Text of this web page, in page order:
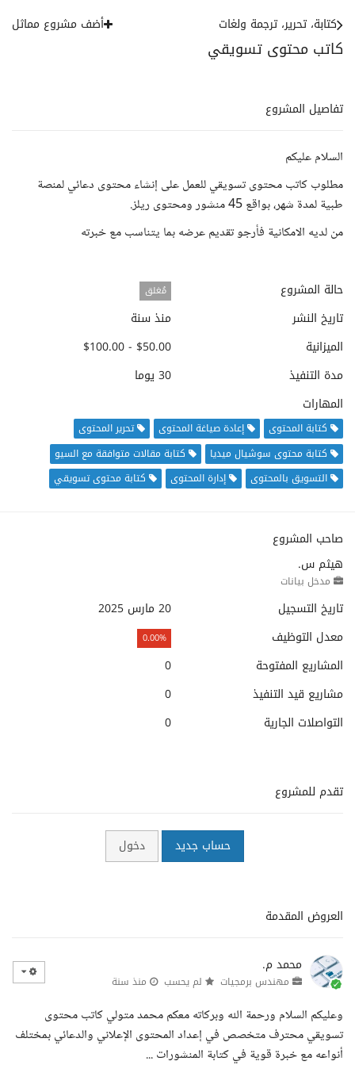
كاتب محتوى تسويقي
كتابة، تحرير، ترجمة ولغات أضف مشروع مماثل
تفاصيل المشروع
السلام عليكم
مطلوب كاتب محتوى تسويقي للعمل على إنشاء محتوى دعائي لمنصة
طبية لمدة شهر، بواقع 45 منشور ومحتوى ريلز.
من لديه الامكانية فأرجو تقديم عرضه بما يتناسب مع خبرته
حالة المشروع مُغلق
تاريخ النشر
منذ سنة
الميزانية
$50.00 - $100.00
مدة التنفيذ
30 يوما
المهارات
كتابة المحتوى إعادة صياغة المحتوى
تحرير المحتوى
كتابة محتوى سوشيال ميديا
كتابة مقالات متوافقة مع السيو
التسويق بالمحتوى
إدارة المحتوى كتابة محتوى تسويقي
صاحب المشروع
هيثم س.
مدخل بيانات
تاريخ التسجيل
20 مارس 2025
معدل التوظيف
0.00%
المشاريع المفتوحة
0
مشاريع قيد التنفيذ
0
التواصلات الجارية
0
تقدم للمشروع
حساب جديد دخول
العروض المقدمة
محمد م.
مهندس برمجيات لم يحسب منذ سنة
وعليكم السلام ورحمة الله وبركاته معكم محمد متولي كاتب محتوى
تسويقي محترف متخصص في إعداد المحتوى الإعلاني والدعائي بمختلف
أنواعه مع خبرة قوية في كتابة المنشورات ...